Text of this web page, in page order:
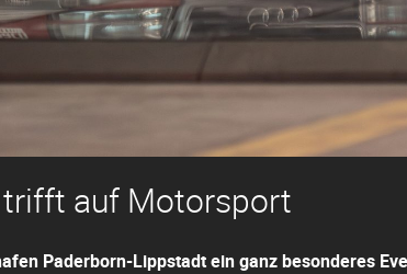
auf Motorsport
Paderborn-Lippstadt ein ganz besonderes